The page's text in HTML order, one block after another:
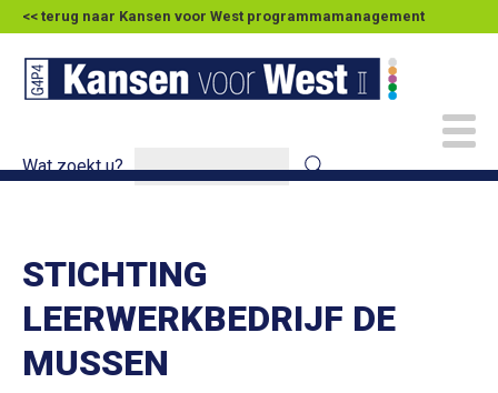
<< terug naar Kansen voor West programmamanagement
Wat zoekt u?
STICHTING
LEERWERKBEDRIJF DE
MUSSEN